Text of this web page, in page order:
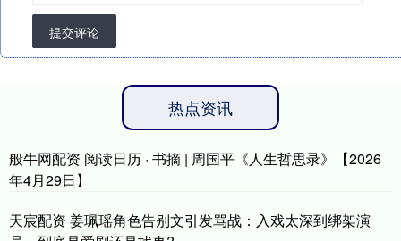
提交评论
热点资讯
般牛网配资 阅读日历 · 书摘 | 周国平《人生哲思录》【2026
年4月29日】
天宸配资 姜珮瑶角色告别文引发骂战：入戏太深到绑架演